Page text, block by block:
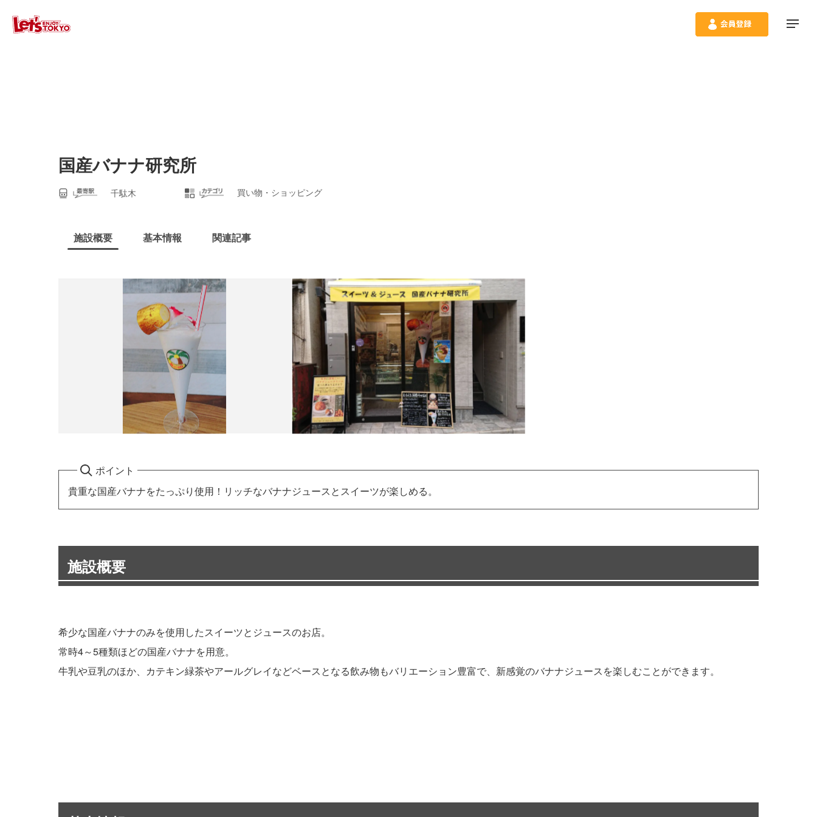
国産バナナ研究所
千駄木 買い物・ショッピング
施設概要 基本情報 関連記事
ポイント
貴重な国産バナナをたっぷり使用！リッチなバナナジュースとスイーツが楽しめる。
施設概要
希少な国産バナナのみを使用したスイーツとジュースのお店。
常時4～5種類ほどの国産バナナを用意。
牛乳や豆乳のほか、カテキン緑茶やアールグレイなどベースとなる飲み物もバリエーション豊富で、新感覚のバナナジュースを楽しむことができます。